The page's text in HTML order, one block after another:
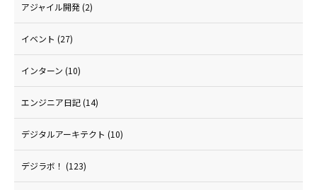
アジャイル開発(2)
イベント (27)
インターン (10)
エンジニア日記(14)
デジタルアーキテクト (10)
デジラボ！ (123)